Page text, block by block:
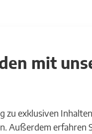
mit
zu exklusiven
Außerdem erfahren